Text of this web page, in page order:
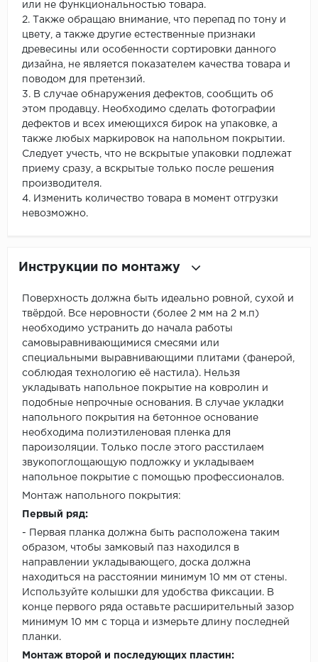
или не функциональностью товара.
2. Также обращаю внимание, что перепад по тону и
цвету, а также другие естественные признаки
древесины или особенности сортировки данного
дизайна, не является показателем качества товара и
поводом для претензий.
3. В случае обнаружения дефектов, сообщить об
этом продавцу. Необходимо сделать фотографии
дефектов и всех имеющихся бирок на упаковке, а
также любых маркировок на напольном покрытии.
Следует учесть, что не вскрытые упаковки подлежат
приему сразу, а вскрытые только после решения
производителя.
4. Изменить количество товара в момент отгрузки
невозможно.
Инструкции по монтажу
Поверхность должна быть идеально ровной, сухой и
твёрдой. Все неровности (более 2 мм на 2 м.п)
необходимо устранить до начала работы
самовыравнивающимися смесями или
специальными выравнивающими плитами (фанерой,
соблюдая технологию её настила). Нельзя
укладывать напольное покрытие на ковролин и
подобные непрочные основания. В случае укладки
напольного покрытия на бетонное основание
необходима полиэтиленовая пленка для
пароизоляции. Только после этого расстилаем
звукопоглощающую подложку и укладываем
напольное покрытие с помощью профессионалов.
Монтаж напольного покрытия:
Первый ряд:
- Первая планка должна быть расположена таким
образом, чтобы замковый паз находился в
направлении укладывающего, доска должна
находиться на расстоянии минимум 10 мм от стены.
Используйте колышки для удобства фиксации. В
конце первого ряда оставьте расширительный зазор
минимум 10 мм с торца и измерьте длину последней
планки.
Монтаж второй и последующих пластин: